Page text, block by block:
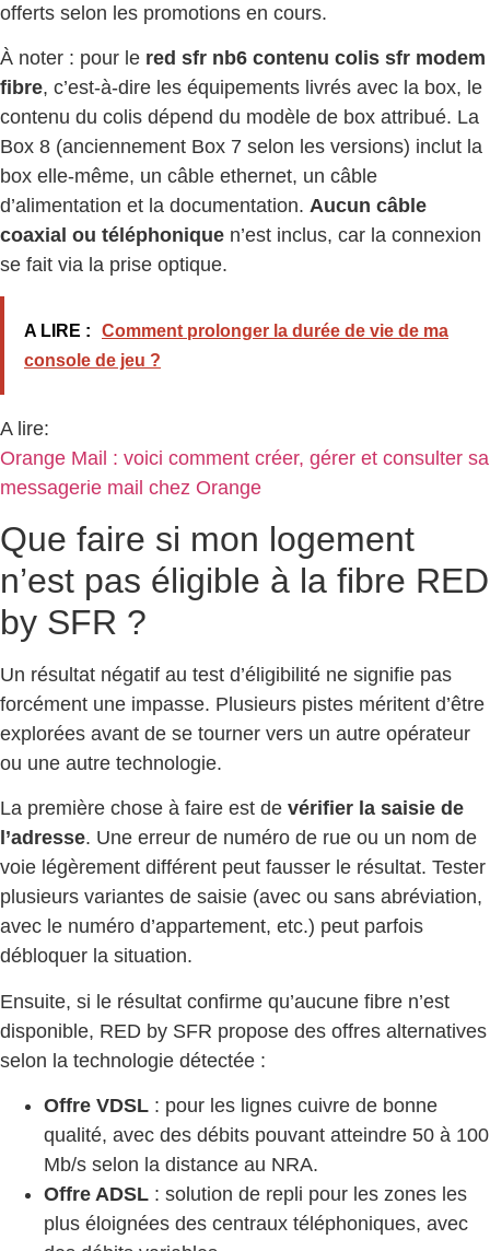
offerts selon les promotions en cours.
À noter : pour le red sfr nb6 contenu colis sfr modem
fibre, c’est-à-dire les équipements livrés avec la box, le
contenu du colis dépend du modèle de box attribué. La
Box 8 (anciennement Box 7 selon les versions) inclut la
box elle-même, un câble ethernet, un câble
d’alimentation et la documentation. Aucun câble
coaxial ou téléphonique n’est inclus, car la connexion
se fait via la prise optique.
A LIRE :
Comment prolonger la durée de vie de ma
console de jeu ?
A lire:
Orange Mail : voici comment créer, gérer et consulter sa
messagerie mail chez Orange
Que faire si mon logement
n’est pas éligible à la fibre RED
by SFR ?
Un résultat négatif au test d’éligibilité ne signifie pas
forcément une impasse. Plusieurs pistes méritent d’être
explorées avant de se tourner vers un autre opérateur
ou une autre technologie.
La première chose à faire est de vérifier la saisie de
l’adresse. Une erreur de numéro de rue ou un nom de
voie légèrement différent peut fausser le résultat. Tester
plusieurs variantes de saisie (avec ou sans abréviation,
avec le numéro d’appartement, etc.) peut parfois
débloquer la situation.
Ensuite, si le résultat confirme qu’aucune fibre n’est
disponible, RED by SFR propose des offres alternatives
selon la technologie détectée :
Offre VDSL : pour les lignes cuivre de bonne
qualité, avec des débits pouvant atteindre 50 à 100
Mb/s selon la distance au NRA.
Offre ADSL : solution de repli pour les zones les
plus éloignées des centraux téléphoniques, avec